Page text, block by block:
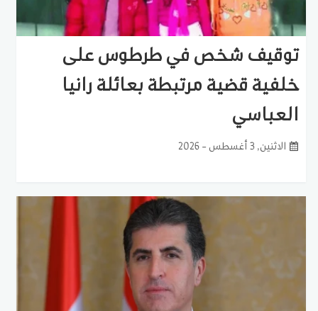
توقيف شخص في طرطوس على
خلفية قضية مرتبطة بعائلة رانيا
العباسي
الاثنين, 3 أغسطس - 2026